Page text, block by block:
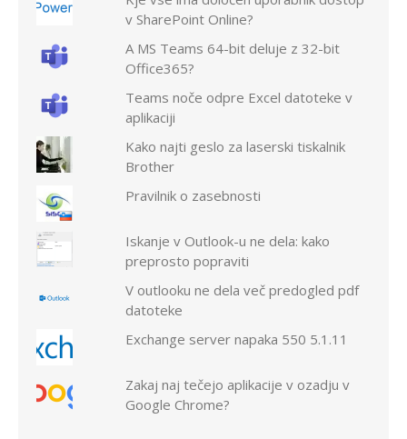
v SharePoint Online?
A MS Teams 64-bit deluje z 32-bit
Office365?
Teams noče odpre Excel datoteke v
aplikaciji
Kako najti geslo za laserski tiskalnik
Brother
Pravilnik o zasebnosti
Iskanje v Outlook-u ne dela: kako
preprosto popraviti
V outlooku ne dela več predogled pdf
datoteke
Exchange server napaka 550 5.1.11
Zakaj naj tečejo aplikacije v ozadju v
Google Chrome?